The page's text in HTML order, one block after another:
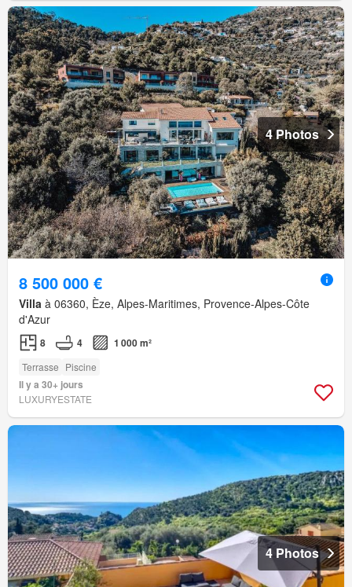
4 Photos
8 500 000 €
Villa à 06360, Èze, Alpes-Maritimes, Provence-Alpes-Côte
d'Azur
8 4 1 000 m²
Terrasse Piscine
Il y a 30+ jours
LUXURYESTATE
4 Photos